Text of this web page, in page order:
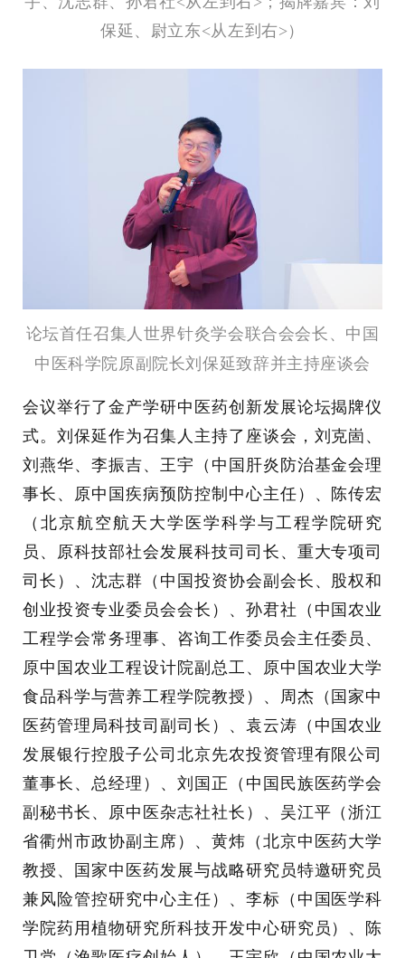
保延、尉立东<从左到右>）
论坛首任召集人世界针灸学会联合会会长、中国
中医科学院原副院长刘保延致辞并主持座谈会
会议举行了金产学研中医药创新发展论坛揭牌仪
式。刘保延作为召集人主持了座谈会，刘克崮、
刘燕华、李振吉、王宇（中国肝炎防治基金会理
事长、原中国疾病预防控制中心主任）、陈传宏
（北京航空航天大学医学科学与工程学院研究
员、原科技部社会发展科技司司长、重大专项司
司长）、沈志群（中国投资协会副会长、股权和
创业投资专业委员会会长）、孙君社（中国农业
工程学会常务理事、咨询工作委员会主任委员、
原中国农业工程设计院副总工、原中国农业大学
食品科学与营养工程学院教授）、周杰（国家中
医药管理局科技司副司长）、袁云涛（中国农业
发展银行控股子公司北京先农投资管理有限公司
董事长、总经理）、刘国正（中国民族医药学会
副秘书长、原中医杂志社社长）、吴江平（浙江
省衢州市政协副主席）、黄炜（北京中医药大学
教授、国家中医药发展与战略研究员特邀研究员
兼风险管控研究中心主任）、李标（中国医学科
学院药用植物研究所科技开发中心研究员）、陈